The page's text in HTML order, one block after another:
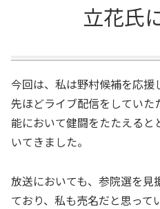
立花氏
今回は、私は野村候補を応援
先ほどライブ配信をしてい
能において健闘をたたえる
いてきました。
放送においても、参院選を見
ており、私も売名だと思って